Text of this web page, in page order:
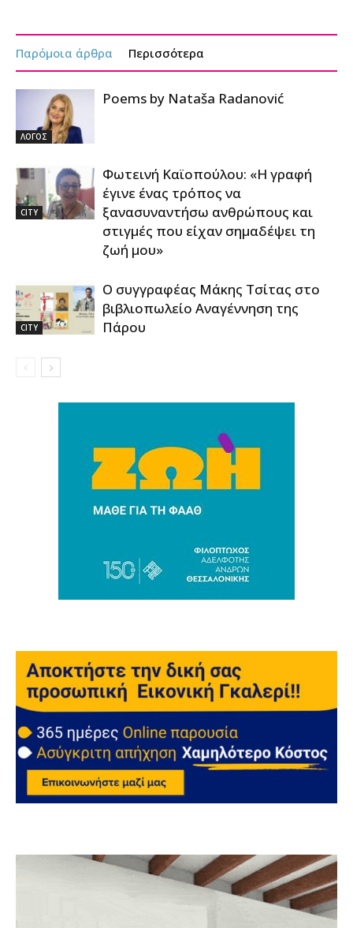
Παρόμοια άρθρα Περισσότερα
ΛΟΓΟΣ
Poems by Nataša Radanović
CITY
Φωτεινή Καϊοπούλου: «Η γραφή
έγινε ένας τρόπος να
ξανασυναντήσω ανθρώπους και
στιγμές που είχαν σημαδέψει τη
ζωή μου»
CITY
Ο συγγραφέας Μάκης Τσίτας στο
βιβλιοπωλείο Αναγέννηση της
Πάρου